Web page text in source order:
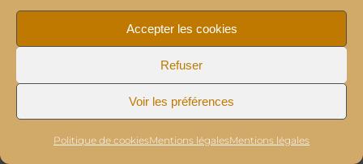
Accepter les cookies
Refuser
Voir les préférences
Politique de cookiesMentions légalesMentions légales